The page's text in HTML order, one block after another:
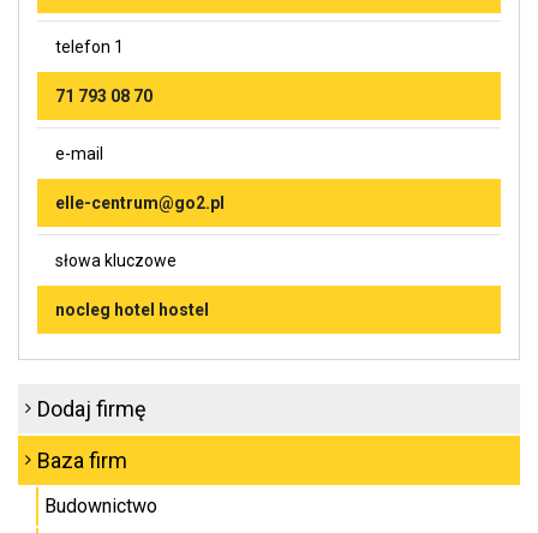
telefon 1
71 793 08 70
e-mail
elle-centrum@go2.pl
słowa kluczowe
nocleg hotel hostel
Dodaj firmę
Baza firm
Budownictwo